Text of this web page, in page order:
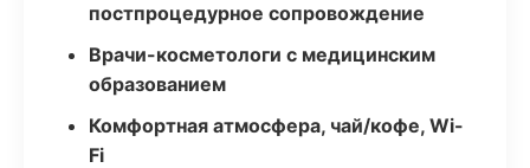
постпроцедурное сопровождение
Врачи-косметологи с медицинским
образованием
Комфортная атмосфера, чай/кофе, Wi-
Fi